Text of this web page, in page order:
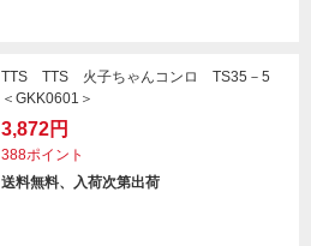
TTS TTS 火子ちゃんコンロ TS35－5
＜GKK0601＞
3,872円
388ポイント
送料無料、入荷次第出荷